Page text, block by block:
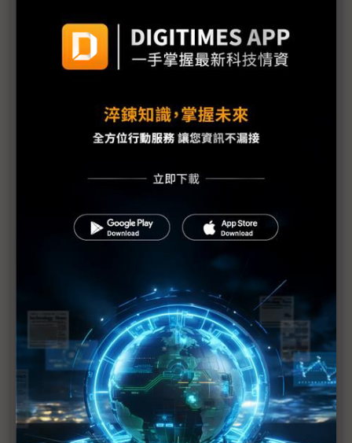
Sony各工廠受地震、海嘯及斷電影響最新狀況
需求疲弱加上日震 福特3廠臨時停工1週
原能會：輻射雲團6日飄到台灣 影響輕微
福島第1核電廠發現2具東電員工遺體
防輻射水持續外洩 東電灌高分子聚合物堵裂縫
美軍核污處理部隊分批赴日 助防範核災擴大
美汽車業：日震對銷售應無顯著影響
1號機核心恐損毀70% IAEA：日本核電廠情況仍非
常嚴重
日本震災加劇亞洲通膨
日震限電影響 光學玻璃廠小原、Hoya相繼宣布減產